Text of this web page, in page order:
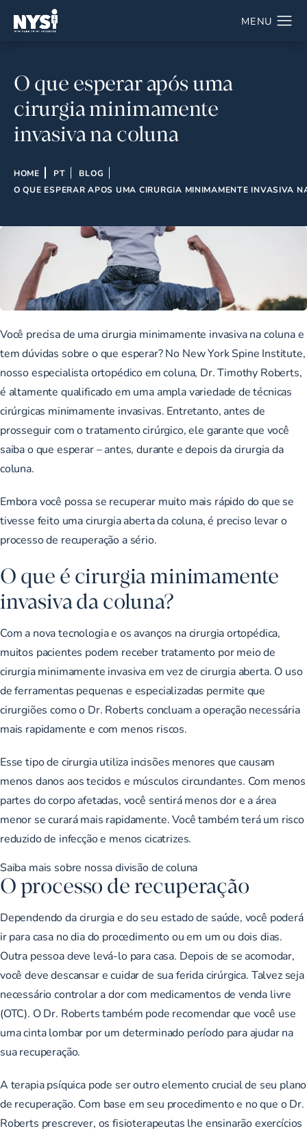
O que esperar após uma
cirurgia minimamente
invasiva na coluna
HOME PT
BLOG
O QUE ESPERAR APOS UMA CIRURGIA MINIMAMENTE INVASIVA
Você precisa de uma cirurgia minimamente invasiva na coluna e
tem dúvidas sobre o que esperar? No New York Spine Institute,
nosso especialista ortopédico em coluna, Dr. Timothy Roberts,
é altamente qualificado em uma ampla variedade de técnicas
cirúrgicas minimamente invasivas. Entretanto, antes de
prosseguir com o tratamento cirúrgico, ele garante que você
saiba o que esperar – antes, durante e depois da cirurgia da
coluna.
Embora você possa se recuperar muito mais rápido do que se
tivesse feito uma cirurgia aberta da coluna, é preciso levar o
processo de recuperação a sério.
O que é cirurgia minimamente
invasiva da coluna?
Com a nova tecnologia e os avanços na cirurgia ortopédica,
muitos pacientes podem receber tratamento por meio de
cirurgia minimamente invasiva em vez de cirurgia aberta. O uso
de ferramentas pequenas e especializadas permite que
cirurgiões como o Dr. Roberts concluam a operação necessária
mais rapidamente e com menos riscos.
Esse tipo de cirurgia utiliza incisões menores que causam
menos danos aos tecidos e músculos circundantes. Com menos
partes do corpo afetadas, você sentirá menos dor e a área
menor se curará mais rapidamente. Você também terá um risco
reduzido de infecção e menos cicatrizes.
Saiba mais sobre nossa divisão de coluna
O processo de recuperação
Dependendo da cirurgia e do seu estado de saúde, você poderá
ir para casa no dia do procedimento ou em um ou dois dias.
Outra pessoa deve levá-lo para casa. Depois de se acomodar,
você deve descansar e cuidar de sua ferida cirúrgica. Talvez seja
necessário controlar a dor com medicamentos de venda livre
(OTC). O Dr. Roberts também pode recomendar que você use
uma cinta lombar por um determinado período para ajudar na
sua recuperação.
A terapia psíquica pode ser outro elemento crucial de seu plano
de recuperação. Com base em seu procedimento e no que o Dr.
Roberts prescrever, os fisioterapeutas lhe ensinarão exercícios